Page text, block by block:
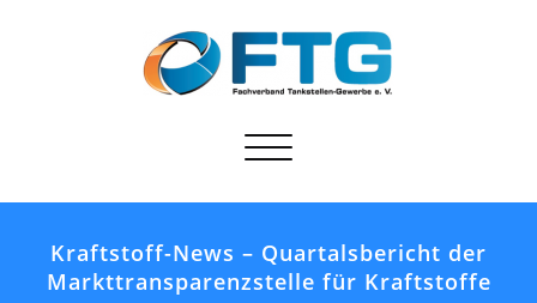
Schalte
Kraftstoff-News – Quartalsbericht der
Markttransparenzstelle für Kraftstoffe